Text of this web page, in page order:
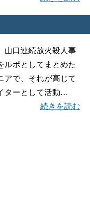
山口連続放火殺人事
ルポとしてまとめた
アで、それが高じて
ターとして活動…
続きを読む